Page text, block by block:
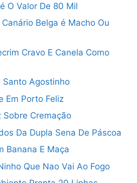
O Valor De 80 Mil
Belga é Macho Ou
Cravo E Canela Como
Santo Agostinho
Em Porto Feliz
Sobre Cremação
Da Dupla Sena De Páscoa
Banana E Maça
Que Nao Vai Ao Fogo